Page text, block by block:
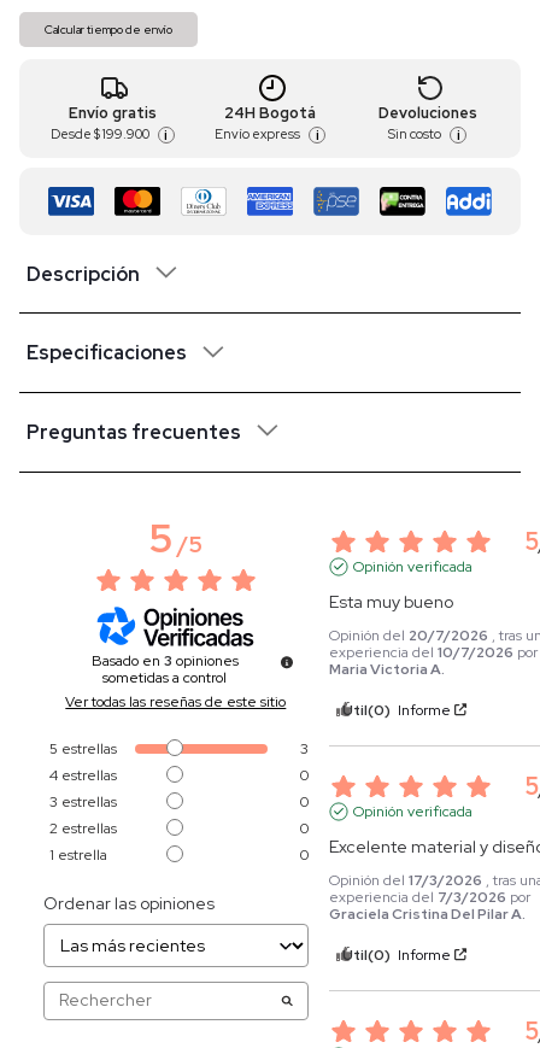
Calcular tiempo de envío
Envío gratis
Desde $ 199.900 i
24H Bogotá
Envío express i
Devoluciones
Sin costo i
Descripción
Especificaciones
Preguntas frecuentes
5/5
Basado en 3 opiniones
sometidas a control
Ver todas las reseñas de este sitio
5 estrellas
3
4 estrellas
0
3 estrellas
0
2 estrellas
0
1 estrella 0
Ordenar las opiniones
5
Opinión verificada
Esta muy bueno
Opinión del 20/7/2026 , tras
experiencia del10/7/2026 por
Maria Victoria A.
Útil(0) Informe
5
Opinión verificada
Excelente material y
Opinión del17/3/2026 , tras
experiencia del 7/3/2026 por
Graciela Cristina Del Pilar A.
Útil(0) Informe
5